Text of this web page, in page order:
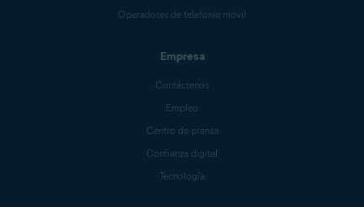
Operadores de telefonía móvil
Empresa
Contáctenos
Empleo
Centro de prensa
Confianza digital
Tecnología